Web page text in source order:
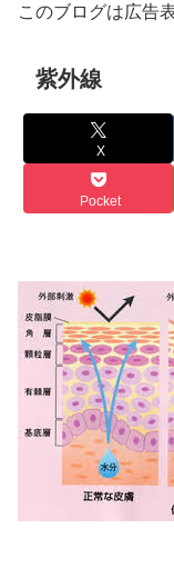
このブログは広告
紫外線
X
Pocket